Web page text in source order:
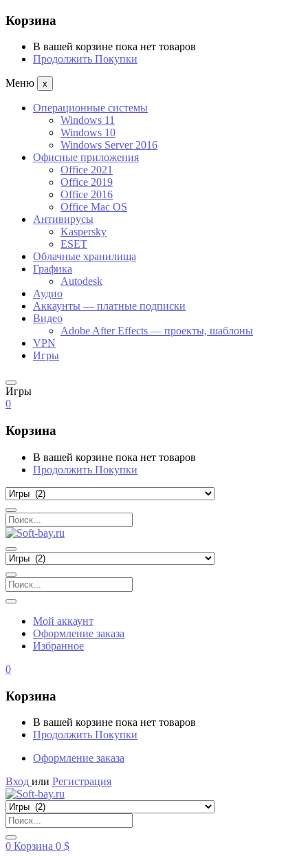
Корзина
В вашей корзине пока нет товаров
Продолжить Покупки
Меню x
Операционные системы
Windows 11
Windows 10
Windows Server 2016
Офисные приложения
Office 2021
Office 2019
Office 2016
Office Mac OS
Антивирусы
Kaspersky
ESET
Облачные хранилища
Графика
Autodesk
Аудио
Аккаунты — платные подписки
Видео
Adobe After Effects — проекты, шаблоны
VPN
Игры
Игры
0
Корзина
В вашей корзине пока нет товаров
Продолжить Покупки
Мой аккаунт
Оформление заказа
Избранное
0
Корзина
В вашей корзине пока нет товаров
Продолжить Покупки
Оформление заказа
Вход или Регистрация
0 Корзина 0 $